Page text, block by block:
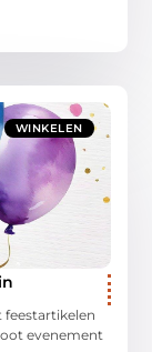
WINKELEN
feestartikelen
evenement